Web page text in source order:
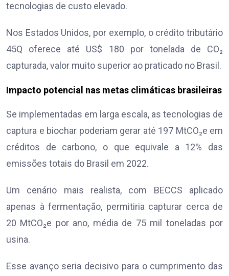
tecnologias de custo elevado.
Nos Estados Unidos, por exemplo, o crédito tributário
45Q oferece até US$ 180 por tonelada de CO₂
capturada, valor muito superior ao praticado no Brasil.
Impacto potencial nas metas climáticas brasileiras
Se implementadas em larga escala, as tecnologias de
captura e biochar poderiam gerar até 197 MtCO₂e em
créditos de carbono, o que equivale a 12% das
emissões totais do Brasil em 2022.
Um cenário mais realista, com BECCS aplicado
apenas à fermentação, permitiria capturar cerca de
20 MtCO₂e por ano, média de 75 mil toneladas por
usina.
Esse avanço seria decisivo para o cumprimento das